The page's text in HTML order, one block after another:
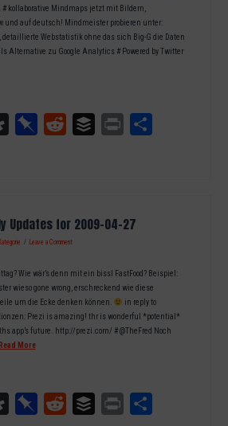
kollaborative Mindmaps jetzt mit Bildern,
und auf deutsch! Mindmeister probieren unter:
detaillierte Webstatistik ohne das sich Big-G die Daten
Alternative zu Google Analytics # Powered by Twitter
DiasporaPinboardReddit Buffer Print
Updates for 2009-04-27
Leave a Comment
Wie wär’s denn mit ein bissl FastFood? Beispiel:
wieso gone wrong, erschreckend wie diese
um die Ecke denken können.
in reply to
Prezi is amazing! thr is wonderful *potential*
app’s future. http://prezi.com/ # @TheFred Noch
Read More
DiasporaPinboardReddit Buffer Print